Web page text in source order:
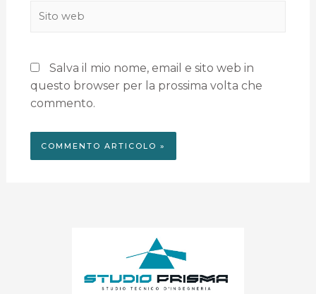
Salva il mio nome, email e sito web in
questo browser per la prossima volta che
commento.